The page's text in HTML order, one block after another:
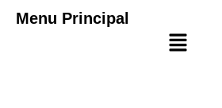
Menu Principal